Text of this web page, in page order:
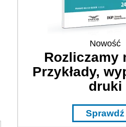
Nowość
Rozliczamy
Przykłady,
druki
Sprawdź